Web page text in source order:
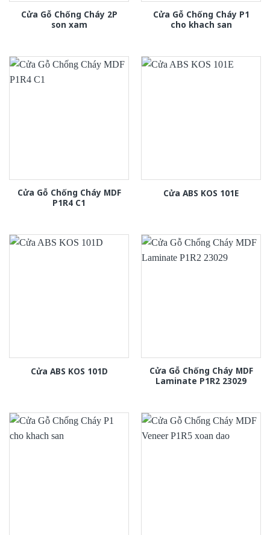
Cửa Gỗ Chống Cháy 2P
son xam
Cửa Gỗ Chống Cháy P1
cho khach san
Cửa Gỗ Chống Cháy MDF
P1R4 C1
Cửa ABS KOS 101E
Cửa ABS KOS 101D
Cửa Gỗ Chống Cháy MDF
Laminate P1R2 23029